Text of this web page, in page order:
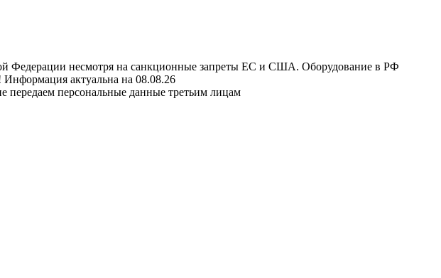
Федерации несмотря на санкционные запреты ЕС и США. Оборудование в РФ
Информация актуальна на 08.08.26
передаем персональные данные третьим лицам